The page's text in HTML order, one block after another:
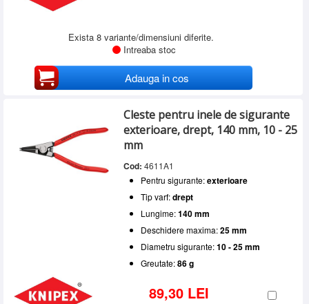
Exista 8 variante/dimensiuni diferite.
Intreaba stoc
Adauga in cos
Cleste pentru inele de sigurante
exterioare, drept, 140 mm, 10 - 25
mm
Cod: 4611A1
Pentru sigurante:exterioare
Tip varf:drept
Lungime:140 mm
Deschidere maxima:25 mm
Diametru sigurante:10 - 25 mm
Greutate:86 g
89,30 LEI